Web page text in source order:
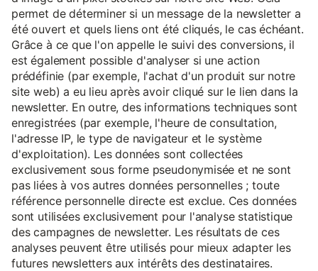
permet de déterminer si un message de la newsletter a
été ouvert et quels liens ont été cliqués, le cas échéant.
Grâce à ce que l'on appelle le suivi des conversions, il
est également possible d'analyser si une action
prédéfinie (par exemple, l'achat d'un produit sur notre
site web) a eu lieu après avoir cliqué sur le lien dans la
newsletter. En outre, des informations techniques sont
enregistrées (par exemple, l'heure de consultation,
l'adresse IP, le type de navigateur et le système
d'exploitation). Les données sont collectées
exclusivement sous forme pseudonymisée et ne sont
pas liées à vos autres données personnelles ; toute
référence personnelle directe est exclue. Ces données
sont utilisées exclusivement pour l'analyse statistique
des campagnes de newsletter. Les résultats de ces
analyses peuvent être utilisés pour mieux adapter les
futures newsletters aux intérêts des destinataires.